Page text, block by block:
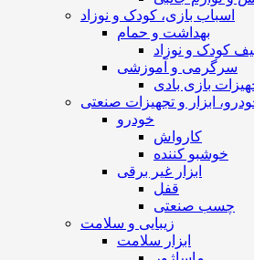
اسباب بازی، کودک و نوزاد
بهداشت و حمام
کودک و نوزاد
سرگرمی و آموزشی
بازی بادی
ابزار و تجهیزات صنعتی
خودرو
کارواش
خوشبو کننده
ابزار غیر برقی
قفل
چسب صنعتی
زیبایی و سلامت
ابزار سلامت